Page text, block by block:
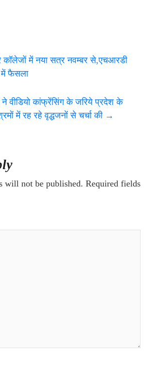
कॉलेजों में नया सत्र नवम्बर से,एचआरडी
फैसला
वीडियो कांफ्रेंसिंग के जरिये प्रदेश के
में रह रहे वृद्धजनों से चर्चा की →
will not be published. Required fields